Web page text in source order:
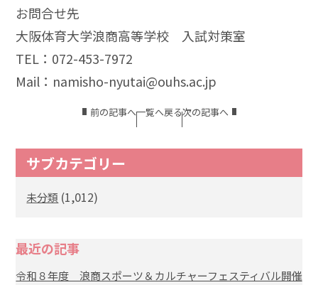
お問合せ先
大阪体育大学浪商高等学校 入試対策室
TEL：072-453-7972
Mail：namisho-nyutai@ouhs.ac.jp
前の記事へ一覧へ戻る次の記事へ
サブカテゴリー
未分類 (1,012)
最近の記事
令和８年度 浪商スポーツ＆カルチャーフェスティバル開催